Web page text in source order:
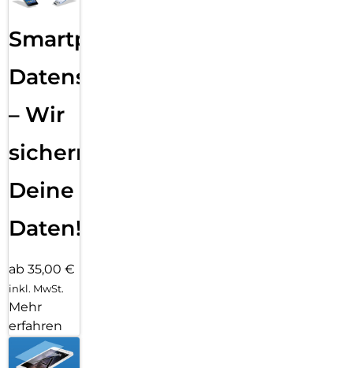
Smartphone
Datensicherung
– Wir
sichern
Deine
Daten!
ab 35,00 €
inkl. MwSt.
Mehr
erfahren